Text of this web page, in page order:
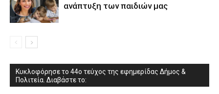
ανάπτυξη των παιδιών µας
Κυκλοφόρησε το 44ο τεύχος της εφημερίδας Δήμος &
Πολιτεία. Διαβάστε το: